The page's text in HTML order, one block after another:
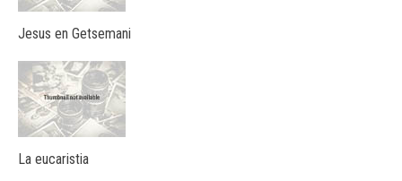
Jesus en Getsemani
La eucaristia